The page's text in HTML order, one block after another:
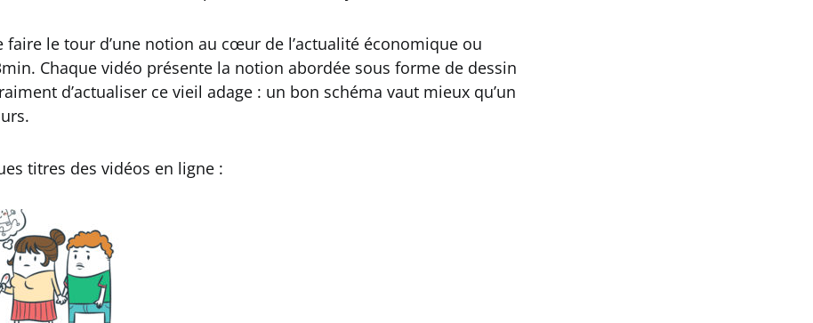
faire le tour d’une notion au cœur de l’actualité économique ou
Chaque vidéo présente la notion abordée sous forme de dessin
d’actualiser ce vieil adage : un bon schéma vaut mieux qu’un
titres des vidéos en ligne :